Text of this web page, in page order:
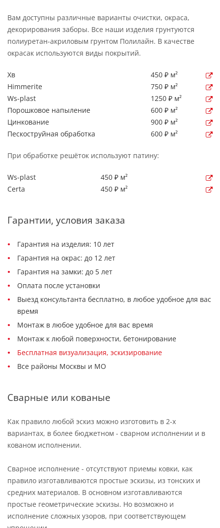
Вам доступны различные варианты очистки, окраса,
декорирования заборы. Все наши изделия грунтуются
полиуретан-акриловым грунтом Полилайн. В качестве
окрасак используются виды покрытий.
Хв
450 ₽ м²
Himmerite
750 ₽ м²
Ws-plast
1250 ₽ м²
Порошковое напыление
600 ₽ м²
Цинкование
900 ₽ м²
Пескоструйная обработка
600 ₽ м²
При обработке решёток используют патину:
Ws-plast
450 ₽ м²
Certa
450 ₽ м²
Гарантии, условия заказа
Гарантия на изделия: 10 лет
Гарантия на окрас: до 12 лет
Гарантия на замки: до 5 лет
Оплата после установки
Выезд консультанта бесплатно, в любое удобное для вас
время
Монтаж в любое удобное для вас время
Монтаж к любой поверхности, бетонирование
Бесплатная визуализация, эскизирование
Все районы Москвы и МО
Сварные или кованые
Как правило любой эскиз можно изготовить в 2-х
вариантах, в более бюджетном - сварном исполнении и в
кованом исполнении.
Сварное исполнение - отсутствуют приемы ковки, как
правило изготавливаются простые эскизы, из тонских и
средних материалов. В основном изготавливаются
простые геометрические эскизы. Но возможно и
исполнение сложных узоров, при соответствующем